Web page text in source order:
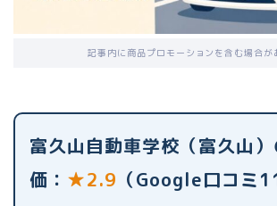
記事内に商品プロモーションを含む場合が
富久山自動車学校（富久山
価： ★2.9 （Google口コミ